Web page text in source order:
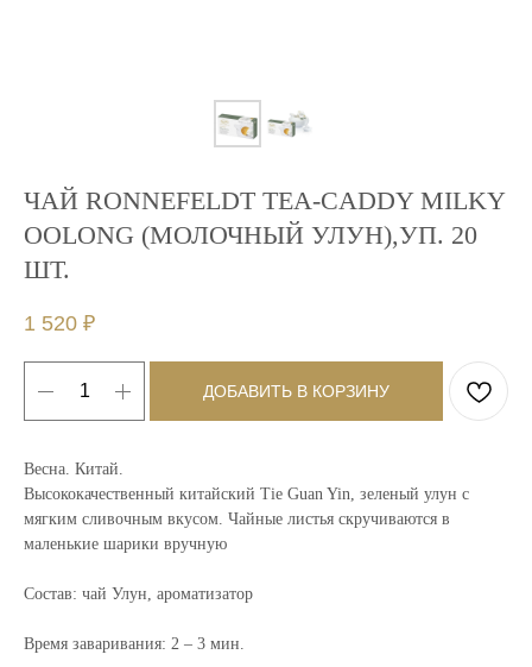
ЧАЙ RONNEFELDT TEA-CADDY MILKY
OOLONG (МОЛОЧНЫЙ УЛУН),УП. 20
ШТ.
1 520 ₽
ДОБАВИТЬ В КОРЗИНУ
Весна. Китай.
Высококачественный китайский Tie Guan Yin, зеленый улун с
мягким сливочным вкусом. Чайные листья скручиваются в
маленькие шарики вручную
Состав: чай Улун, ароматизатор
Время заваривания: 2 – 3 мин.